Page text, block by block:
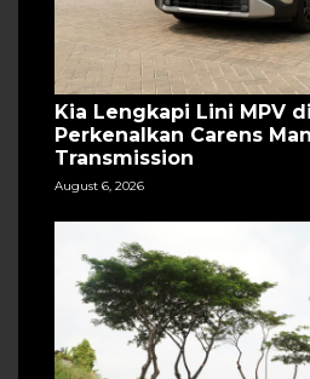
Kia Lengkapi Lini MPV
Perkenalkan Carens
Transmission
August 6, 2026